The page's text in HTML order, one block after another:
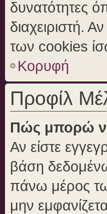
δυνατότητες
διαχειριστή.
των cookies
Κορυφή
Προφίλ
Πώς μπορώ
Αν είστε
βάση
πάνω μέρος
μην